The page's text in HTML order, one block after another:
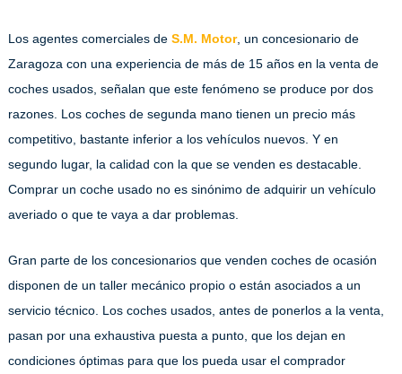
Los agentes comerciales de S.M. Motor, un concesionario de
Zaragoza con una experiencia de más de 15 años en la venta de
coches usados, señalan que este fenómeno se produce por dos
razones. Los coches de segunda mano tienen un precio más
competitivo, bastante inferior a los vehículos nuevos. Y en
segundo lugar, la calidad con la que se venden es destacable.
Comprar un coche usado no es sinónimo de adquirir un vehículo
averiado o que te vaya a dar problemas.
Gran parte de los concesionarios que venden coches de ocasión
disponen de un taller mecánico propio o están asociados a un
servicio técnico. Los coches usados, antes de ponerlos a la venta,
pasan por una exhaustiva puesta a punto, que los dejan en
condiciones óptimas para que los pueda usar el comprador